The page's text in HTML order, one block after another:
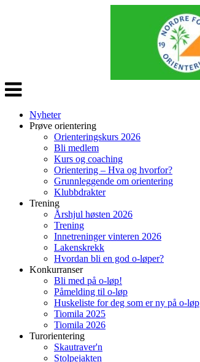
Veksle
navigasjon
Nyheter
Prøve orientering
Orienteringskurs 2026
Bli medlem
Kurs og coaching
Orientering – Hva og hvorfor?
Grunnleggende om orientering
Klubbdrakter
Trening
Årshjul høsten 2026
Trening
Innetreninger vinteren 2026
Lakenskrekk
Hvordan bli en god o-løper?
Konkurranser
Bli med på o-løp!
Påmelding til o-løp
Huskeliste for deg som er ny på o-løp
Tiomila 2025
Tiomila 2026
Turorientering
Skautraver'n
Stolpejakten